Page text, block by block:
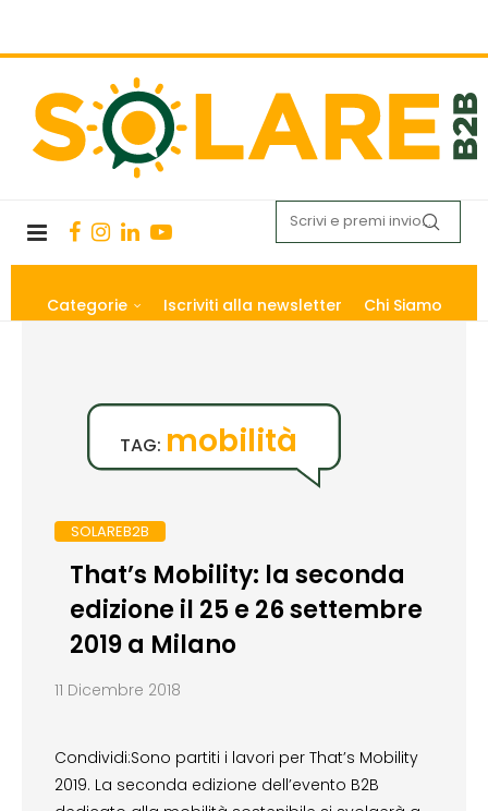
Categorie Iscriviti alla newsletter Chi Siamo
TAG: mobilità
SOLAREB2B
That’s Mobility: la seconda
edizione il 25 e 26 settembre
2019 a Milano
11 Dicembre 2018
Condividi:Sono partiti i lavori per That’s Mobility
2019. La seconda edizione dell’evento B2B